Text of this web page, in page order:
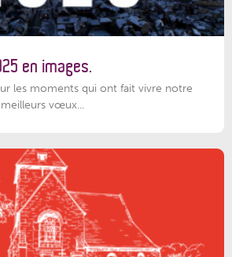
en images.
les moments qui ont fait vivre notre
vœux...